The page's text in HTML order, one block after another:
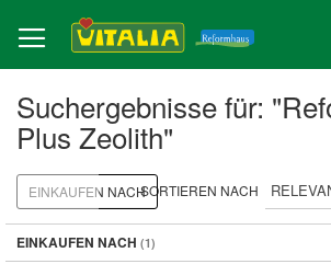
zum
Inhalt
Suchergebnisse für:
Plus Zeolith"
SORTIEREN NACH
EINKAUFEN NACH
EINKAUFEN NACH